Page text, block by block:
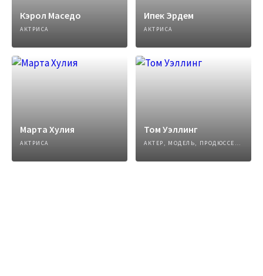
Кэрол Маседо
АКТРИСА
Ипек Эрдем
АКТРИСА
Марта Хулия
АКТРИСА
Том Уэллинг
АКТЕР, МОДЕЛЬ, ПРОДЮССЕР, РЕЖИССЕР